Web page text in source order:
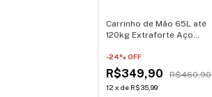
Carrinho de Mão 65L até
120kg Extraforte Aço
-24% OFF
R$349,90 R$460,90
12 x de R$35,99